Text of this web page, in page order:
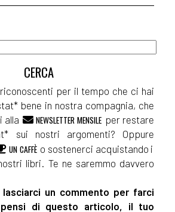
per il tempo che ci hai
bene in nostra compagnia, che
alla
NEWSLETTER MENSILE per restare
sui nostri argomenti? Oppure
UN CAFFÈ o sostenerci acquistando i
libri. Te ne saremmo davvero
un commento per farci
di questo articolo, il tuo